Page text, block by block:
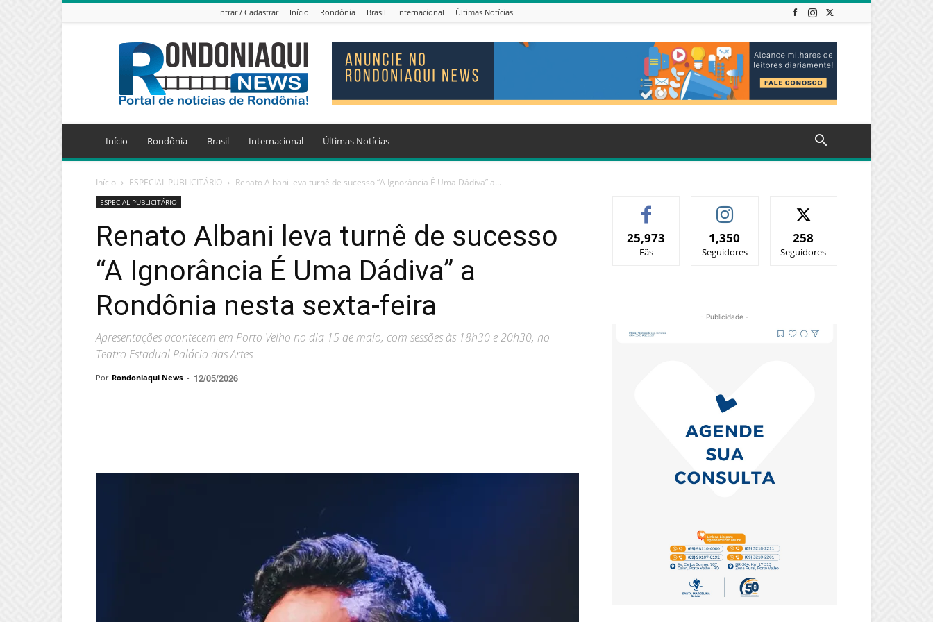
Entrar / Cadastrar Início Rondônia Brasil Internacional Últimas Notícias
Jornal
Eletrônico
Rondoniaqui
News
Início Rondônia Brasil Internacional Últimas Notícias
Início ESPECIAL PUBLICITÁRIO Renato Albani leva turnê de sucesso “A Ignorância É Uma Dádiva” a...
ESPECIAL PUBLICITÁRIO
Renato Albani leva turnê de sucesso
“A Ignorância É Uma Dádiva” a
Rondônia nesta sexta-feira
Apresentações acontecem em Porto Velho no dia 15 de maio, com sessões às 18h30 e 20h30, no
Teatro Estadual Palácio das Artes
Por Rondoniaqui News - 12/05/2026
25,973
Fãs
1,350
Seguidores
258
Seguidores
- Publicidade -